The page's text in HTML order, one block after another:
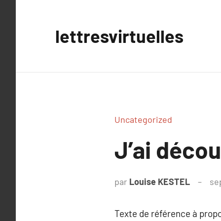
lettresvirtuelles
Uncategorized
J’ai
par Louise KESTEL
Texte de référence à